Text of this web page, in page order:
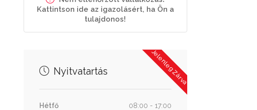
Kattintson ide az igazolásért, ha Ön a
tulajdonos!
Jelenleg Zárva
Nyitvatartás
Hétfő
08:00 - 17:00